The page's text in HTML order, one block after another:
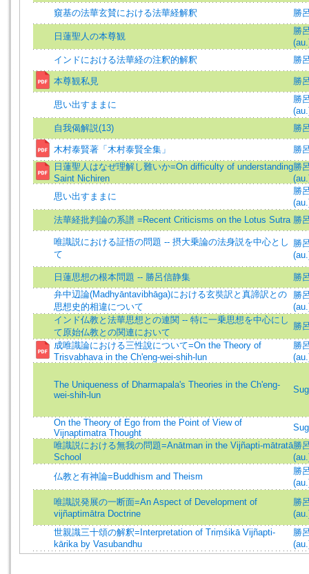
窺基の法華玄賛における法華経解釈 勝
日蓮聖人の本尊観
勝
インドにおける法華経の注釈的解釈
勝
本尊観私見 勝
思い出すままに
勝
自我偈解説(13)
勝
木村泰賢著「木村泰賢全集」
勝
日蓮聖人はなぜ理解し難いか=On difficulty of understanding
Saint Nichiren
勝
思い出すままに
勝
法華経批判論の系譜 =Recent Criticisms on the Lotus Sutra 勝
唯識説における証悟の問題 -- 摂大乗論の法身説を中心とし
て
勝
日蓮思想の根本問題 -- 勝呂信静集
勝
弁中辺論(Madhyāntavibhāga)における玄奘訳と真諦訳との
思想史的相違について
勝
インド仏教と法華思想との連関 -- 特に一乗思想を中心にし
て原始仏教との関連において
勝
成唯識論における三性說について=On the Theory of
Trisvabhava in the Ch'eng-wei-shih-lun
勝
The Uniqueness of Dharmapala's Theories in the Ch'eng-
wei-shih-lun
On the Theory of Ego from the Point of View of
Vijnaptimatra Thought
唯識説における無我の問題=Anātman in the Vijñapti-mātratā
School
勝
仏教と有神論=Buddhism and Theism
勝
唯識説発展の一断面=An Aspect of Development of
vijñaptimātra Doctrine
勝
世親識三十頌の解釈=Interpretation of Triṃśikā Vijñapti-
kārika by Vasubandhu
勝